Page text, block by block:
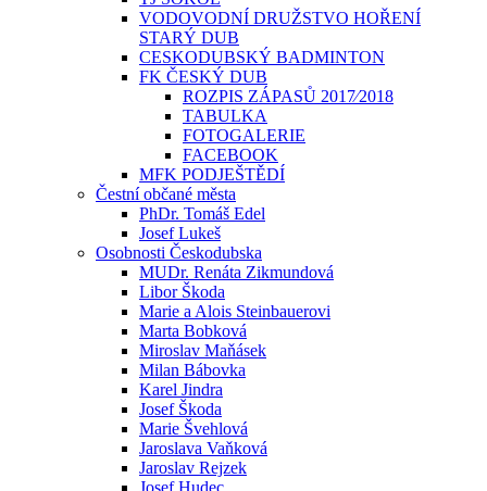
VODOVODNÍ DRUŽSTVO HOŘENÍ
STARÝ DUB
CESKODUBSKÝ BADMINTON
FK ČESKÝ DUB
ROZPIS ZÁPASŮ 2017⁄2018
TABULKA
FOTOGALERIE
FACEBOOK
MFK PODJEŠTĚDÍ
Čestní občané města
PhDr. Tomáš Edel
Josef Lukeš
Osobnosti Českodubska
MUDr. Renáta Zikmundová
Libor Škoda
Marie a Alois Steinbauerovi
Marta Bobková
Miroslav Maňásek
Milan Bábovka
Karel Jindra
Josef Škoda
Marie Švehlová
Jaroslava Vaňková
Jaroslav Rejzek
Josef Hudec